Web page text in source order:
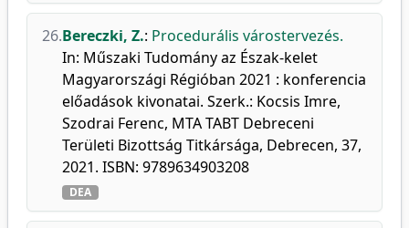
26.Bereczki, Z.: Procedurális várostervezés.
In: Műszaki Tudomány az Észak-kelet
Magyarországi Régióban 2021 : konferencia
előadások kivonatai. Szerk.: Kocsis Imre,
Szodrai Ferenc, MTA TABT Debreceni
Területi Bizottság Titkársága, Debrecen, 37,
2021. ISBN: 9789634903208
DEA